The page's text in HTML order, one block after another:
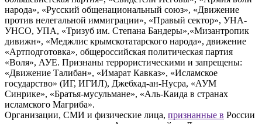
народа», «Русский общенациональный союз», «Движение
против нелегальной иммиграции», «Правый сектор», УНА-
УНСО, УПА, «Тризуб им. Степана Бандеры»,«Мизантропик
дивижн», «Меджлис крымскотатарского народа», движение
«Артподготовка», общероссийская политическая партия
«Воля», АУЕ. Признаны террористическими и запрещены:
«Движение Талибан», «Имарат Кавказ», «Исламское
государство» (ИГ, ИГИЛ), Джебхад-ан-Нусра, «АУМ
Синрике», «Братья-мусульмане», «Аль-Каида в странах
исламского Магриба».
Организации, СМИ и физические лица, признанные в России